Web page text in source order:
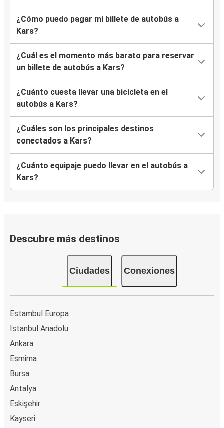
¿Cómo puedo pagar mi billete de autobús a
Kars?
¿Cuál es el momento más barato para reservar
un billete de autobús a Kars?
¿Cuánto cuesta llevar una bicicleta en el
autobús a Kars?
¿Cuáles son los principales destinos
conectados a Kars?
¿Cuánto equipaje puedo llevar en el autobús a
Kars?
Descubre más destinos
Ciudades Conexiones
Estambul Europa
Istanbul Anadolu
Ankara
Esmirna
Bursa
Antalya
Eskişehir
Kayseri